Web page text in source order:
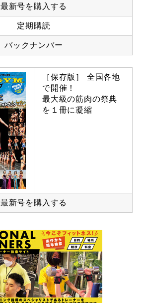
最新号を購入する
定期購読
バックナンバー
［保存版］ 全国各地
で開催！
最大級の筋肉の祭典
を１冊に凝縮
最新号を購入する